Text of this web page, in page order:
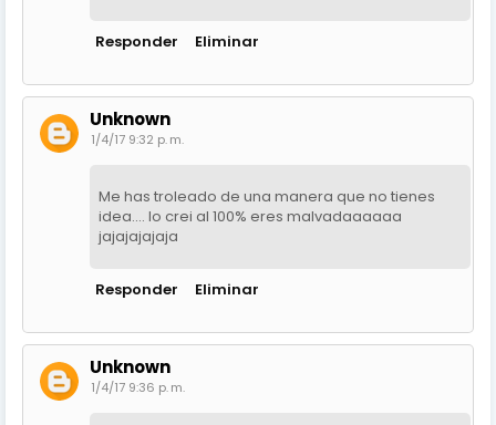
Responder Eliminar
Unknown
1/4/17 9:32 p. m.
Me has troleado de una manera que no tienes
idea.... lo crei al 100% eres malvadaaaaaa
jajajajajaja
Responder Eliminar
Unknown
1/4/17 9:36 p. m.